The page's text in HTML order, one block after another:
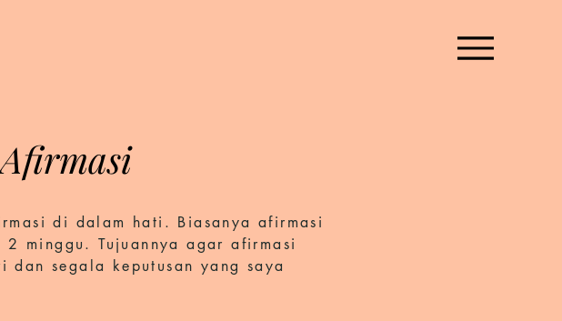
di dalam hati. Biasanya afirmasi
minggu. Tujuannya agar afirmasi
dan segala keputusan yang saya